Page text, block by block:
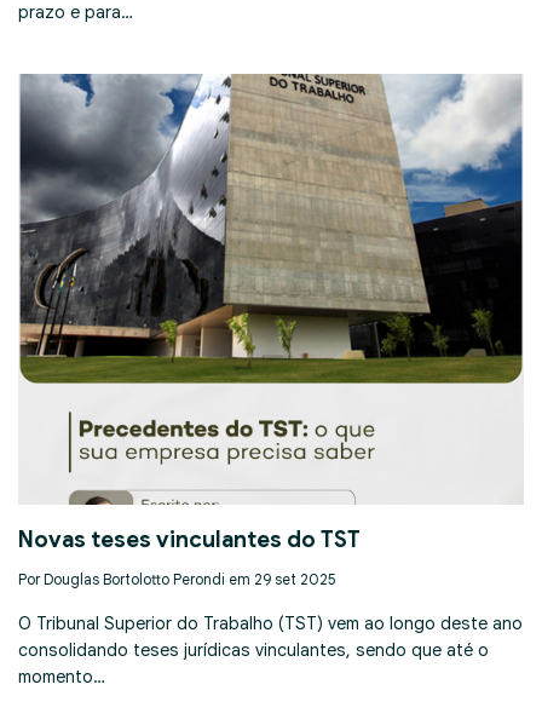
prazo e para…
Novas teses vinculantes do TST
Por Douglas Bortolotto Perondi em 29 set 2025
O Tribunal Superior do Trabalho (TST) vem ao longo deste ano
consolidando teses jurídicas vinculantes, sendo que até o
momento…